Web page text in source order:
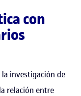
con
la investigación de
relación entre